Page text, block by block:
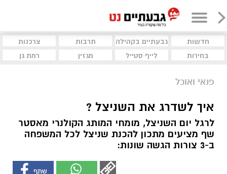
חדשות גבעתיים בקהילה תרבות
צרכנות
בחירות
לייף סטייל מגזין רמת גן
פנאי ואוכל
איך לשדרג את השניצל ?
לרגל יום השניצל, מומחי המותג הקולנרי מאסטר
שף מציעים מתכון להכנת שניצל לכל המשפחה
ב-3 צורות הגשה שונות: